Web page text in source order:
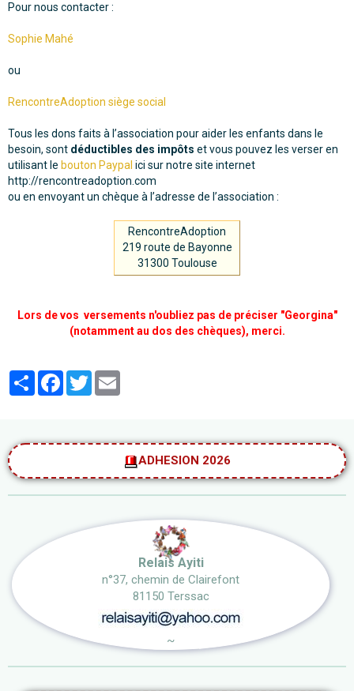
Pour nous contacter :
Sophie Mahé
ou
RencontreAdoption siège social
Tous les dons faits à l’association pour aider les enfants dans le
besoin, sont déductibles des impôts et vous pouvez les verser en
utilisant le bouton Paypal ici sur notre site internet
http://rencontreadoption.com
ou en envoyant un chèque à l’adresse de l’association :
RencontreAdoption
219 route de Bayonne
31300 Toulouse
Lors de vos versements n'oubliez pas de préciser "Georgina"
(notamment au dos des chèques), merci.
PartagerFacebook
Twitter
ADHESION 2026
Relais Ayiti
n°37, chemin de Clairefont
81150 Terssac
~